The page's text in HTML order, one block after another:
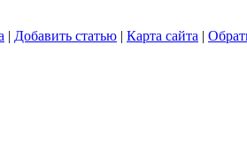
| Добавить статью | Карта сайта |